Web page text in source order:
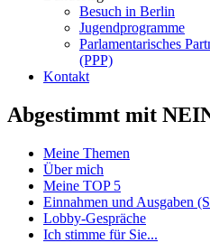
Besuch in Berlin
Jugendprogramme
Parlamentarisches
(PPP)
Kontakt
Abgestimmt mit
Meine Themen
Über mich
Meine TOP 5
Einnahmen und Ausgaben
Lobby-Gespräche
Ich stimme für Sie...